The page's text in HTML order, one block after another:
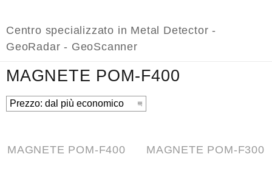
Centro specializzato in Metal Detector -
GeoRadar - GeoScanner
MAGNETE POM-F400
MAGNETE POM-F400 MAGNETE POM-F300